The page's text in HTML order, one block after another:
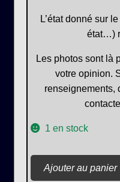
L’état donné sur
état…)
Les photos sont là
votre opinion.
renseignements,
1 en stock
de
Ajouter au panier